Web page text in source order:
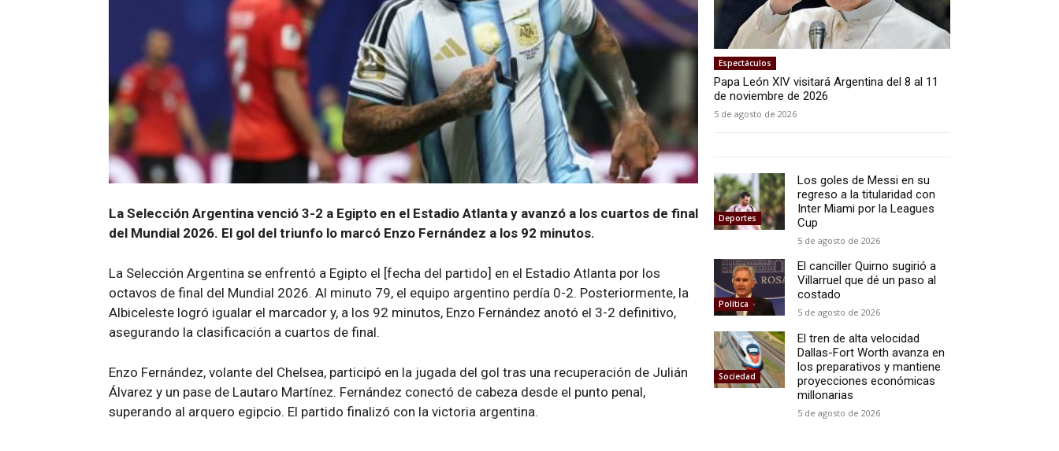
La Selección Argentina venció 3-2 a Egipto en el Estadio Atlanta y avanzó a los cuartos de final
del Mundial 2026. El gol del triunfo lo marcó Enzo Fernández a los 92 minutos.
La Selección Argentina se enfrentó a Egipto el [fecha del partido] en el Estadio Atlanta por los
octavos de final del Mundial 2026. Al minuto 79, el equipo argentino perdía 0-2. Posteriormente, la
Albiceleste logró igualar el marcador y, a los 92 minutos, Enzo Fernández anotó el 3-2 definitivo,
asegurando la clasificación a cuartos de final.
Enzo Fernández, volante del Chelsea, participó en la jugada del gol tras una recuperación de Julián
Álvarez y un pase de Lautaro Martínez. Fernández conectó de cabeza desde el punto penal,
superando al arquero egipcio. El partido finalizó con la victoria argentina.
Espectáculos
Papa León XIV visitará Argentina del 8 al 11
de noviembre de 2026
5 de agosto de 2026
Deportes
Los goles de Messi en su
regreso a la titularidad con
Inter Miami por la Leagues
Cup
5 de agosto de 2026
Política
El canciller Quirno sugirió a
Villarruel que dé un paso al
costado
5 de agosto de 2026
Sociedad
El tren de alta velocidad
Dallas-Fort Worth avanza en
los preparativos y mantiene
proyecciones económicas
millonarias
5 de agosto de 2026